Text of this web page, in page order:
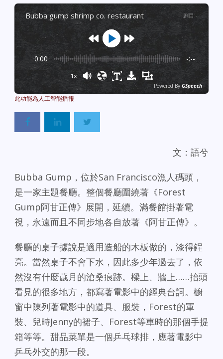
bubba gump shrimp co. restaurant 剧目 :-
0:00 -:--
1x
Powered By GSpeech
文：語兮
Bubba Gump，位於San Francisco漁人碼頭，
是一家主題餐廳。整個餐廳圍繞著《Forest
Gump阿甘正傳》展開，延續。滿餐館掛著電
視，永遠而且不同步地各自放著《阿甘正傳》。
餐廳的桌子據說是適用造船的木板做的，漆得鋥
亮。當然桌子不會下水，因此多少年過去了，依
然沒有什麼歲月的滄桑痕跡。樑上、牆上……抬頭
看見的很多地方，都寫著電影中的經典台詞。櫥
窗中陳列著電影中的道具、服裝，Forest的軍
裝、兒時Jenny的裙子、Forest等車時的那個手提
箱等等。甜品菜單是一個乒乓球排，應著電影中
乒乓外交的那一段。